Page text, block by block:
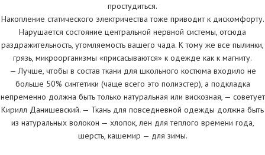
простудиться.
Накопление статического электричества тоже приводит к дискомфорту.
Нарушается состояние центральной нервной системы, отсюда
раздражительность, утомляемость вашего чада. К тому же все пылинки,
грязь, микроорганизмы «присасываются» к одежде как к магниту.
— Лучше, чтобы в состав ткани для школьного костюма входило не
больше 50% синтетики (чаще всего это полиэстер), а подкладка
непременно должна быть только натуральная или вискозная, — советует
Кирилл Данишевский. — Ткань для повседневной одежды должна быть
из натуральных волокон — хлопок, лен для теплого времени года,
шерсть, кашемир — для зимы.